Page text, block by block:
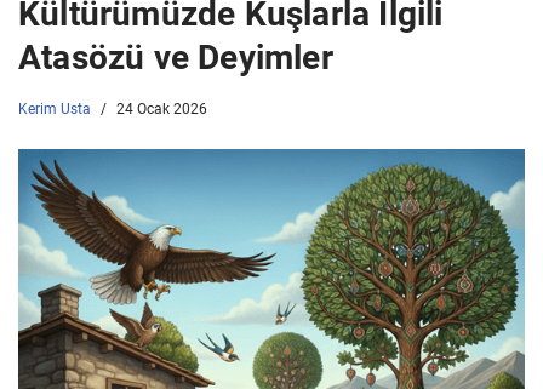
Kültürümüzde Kuşlarla İlgili
Atasözü ve Deyimler
Kerim Usta 24 Ocak 2026